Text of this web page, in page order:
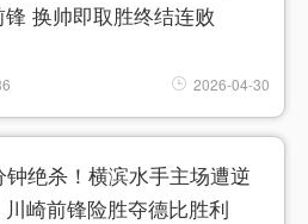
锋 换帅即取胜终结连败
2026-04-30
钟绝杀！横滨水手主场遭逆
川崎前锋险胜夺德比胜利